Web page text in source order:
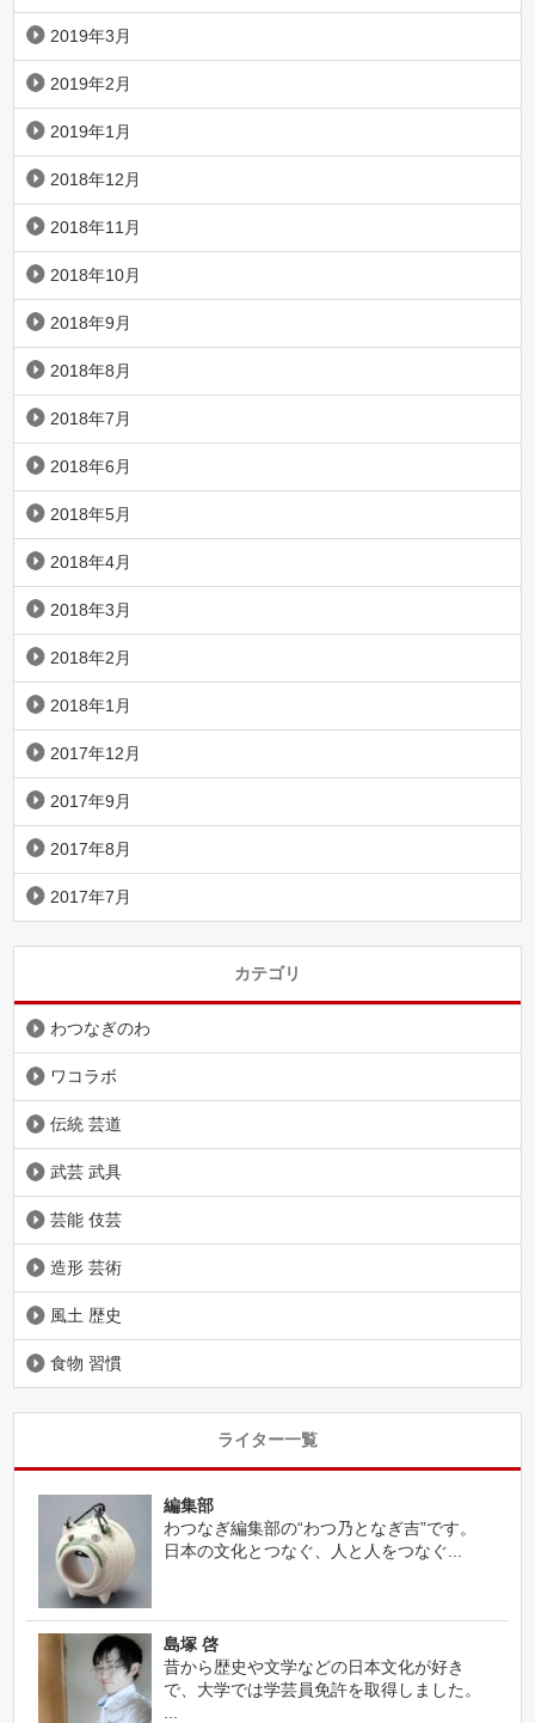
2019年3月
2019年2月
2019年1月
2018年12月
2018年11月
2018年10月
2018年9月
2018年8月
2018年7月
2018年6月
2018年5月
2018年4月
2018年3月
2018年2月
2018年1月
2017年12月
2017年9月
2017年8月
2017年7月
カテゴリ
わつなぎのわ
ワコラボ
伝統 芸道
武芸 武具
芸能 伎芸
造形 芸術
風土 歴史
食物 習慣
ライター一覧
編集部
わつなぎ編集部の“わつ乃となぎ吉”です。
日本の文化とつなぐ、人と人をつなぐ...
島塚 啓
昔から歴史や文学などの日本文化が好き
で、大学では学芸員免許を取得しました。